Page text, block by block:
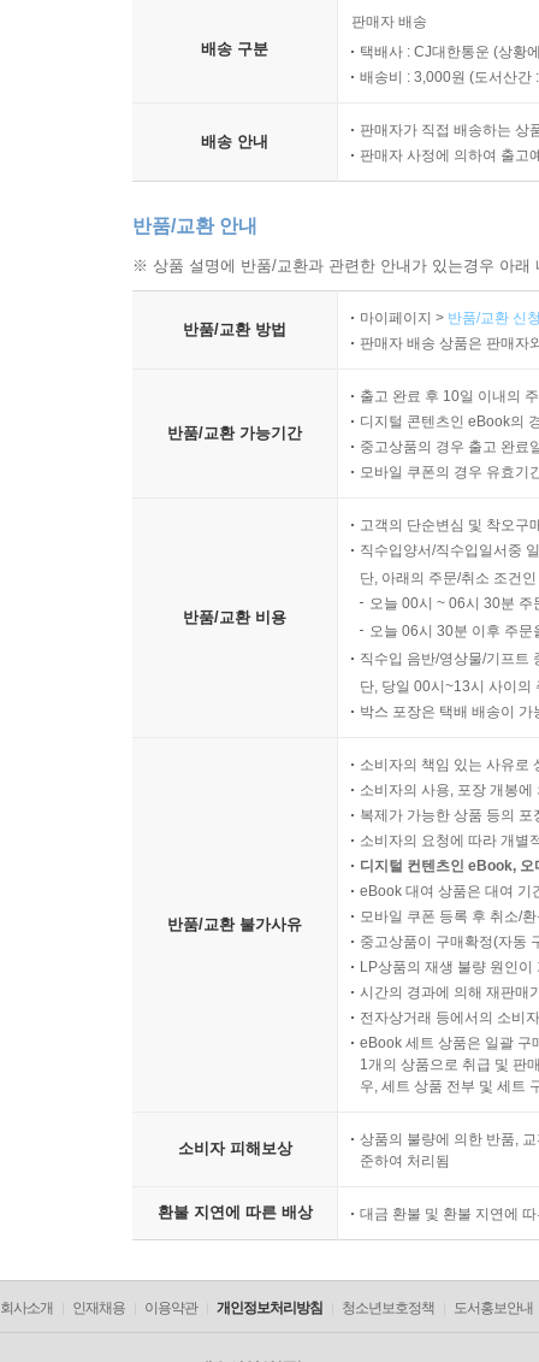
배송 구분
판매자 배송
택배사 : CJ대한통운 (상황
배송비 : 3,000원 (도서산간
배송 안내
판매자가 직접 배송하는 상
판매자 사정에 의하여 출고
반품/교환 안내
※ 상품 설명에 반품/교환과 관련한 안내가 있는경우 아
반품/교환 방법
마이페이지 > 반품/교환 신
판매자 배송 상품은 판매자
반품/교환 가능기간
출고 완료 후 10일 이내의
디지털 콘텐츠인 eBook의
중고상품의 경우 출고 완료
모바일 쿠폰의 경우 유효기
반품/교환 비용
고객의 단순변심 및 착오구
직수입양서/직수입일서중
단, 아래의 주문/취소 조건
오늘 00시 ~ 06시 30분
오늘 06시 30분 이후 주
직수입 음반/영상물/기프트
단, 당일 00시~13시 사이의
박스 포장은 택배 배송이
반품/교환 불가사유
소비자의 책임 있는 사유로
소비자의 사용, 포장 개봉
복제가 가능한 상품 등의
소비자의 요청에 따라 개별
디지털 컨텐츠인 eBook,
eBook 대여 상품은 대여 기
모바일 쿠폰 등록 후 취소/
중고상품이 구매확정(자동
LP상품의 재생 불량 원인
시간의 경과에 의해 재판매
전자상거래 등에서의 소비
eBook 세트 상품은 일괄 구
1개의 상품으로 취급 및 판
우, 세트 상품 전부 및 세트
소비자 피해보상
상품의 불량에 의한 반품,
준하여 처리됨
환불 지연에 따른 배상 대금 환불 및 환불 지연에
회사소개 인재채용 이용약관 개인정보처리방침 청소년보호정책 도서홍보안내